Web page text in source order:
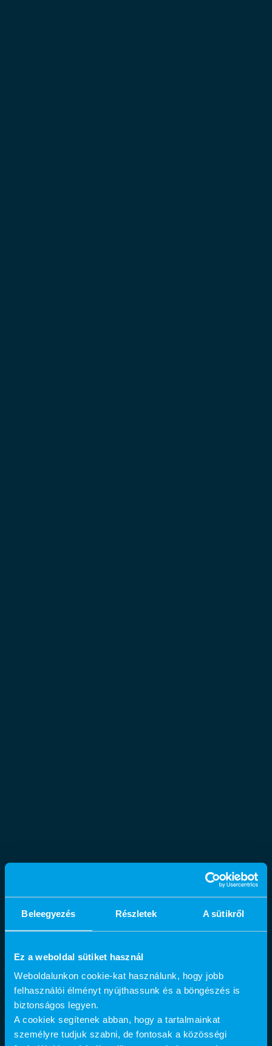
Beleegyezés Részletek A sütikről
Ez a weboldal sütiket használ
Weboldalunkon cookie-kat használunk, hogy jobb
felhasználói élményt nyújthassunk és a böngészés is
biztonságos legyen.
A cookiek segítenek abban, hogy a tartalmainkat
személyre tudjuk szabni, de fontosak a közösségi